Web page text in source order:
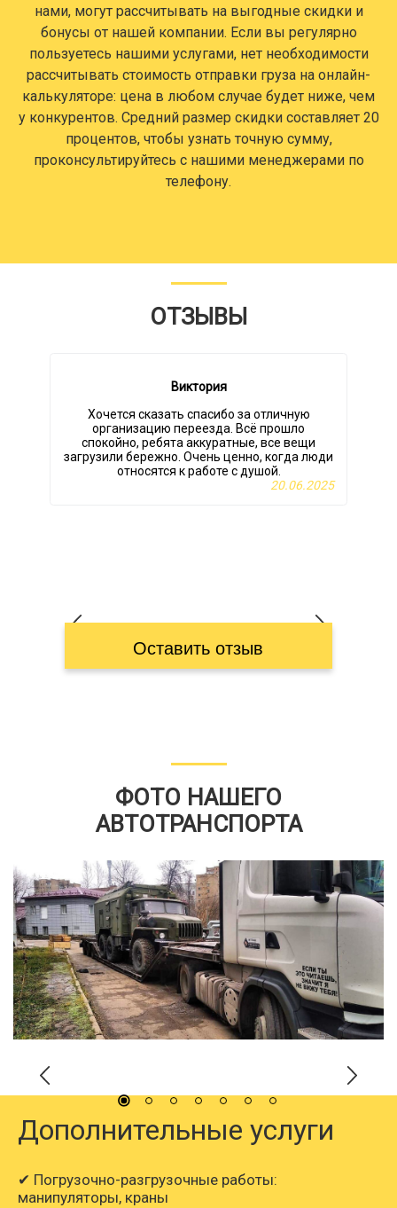
нами, могут рассчитывать на выгодные скидки и
бонусы от нашей компании. Если вы регулярно
пользуетесь нашими услугами, нет необходимости
рассчитывать стоимость отправки груза на онлайн-
калькуляторе: цена в любом случае будет ниже, чем
у конкурентов. Средний размер скидки составляет 20
процентов, чтобы узнать точную сумму,
проконсультируйтесь с нашими менеджерами по
телефону.
ОТЗЫВЫ
Виктория
Хочется сказать спасибо за отличную
организацию переезда. Всё прошло
спокойно, ребята аккуратные, все вещи
загрузили бережно. Очень ценно, когда люди
относятся к работе с душой.
20.06.2025
Оставить отзыв
ФОТО НАШЕГО
АВТОТРАНСПОРТА
Дополнительные услуги
✔ Погрузочно-разгрузочные работы:
манипуляторы, краны